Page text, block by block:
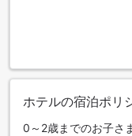
ホテルの宿泊ポリ
0～2歳までのお子さ